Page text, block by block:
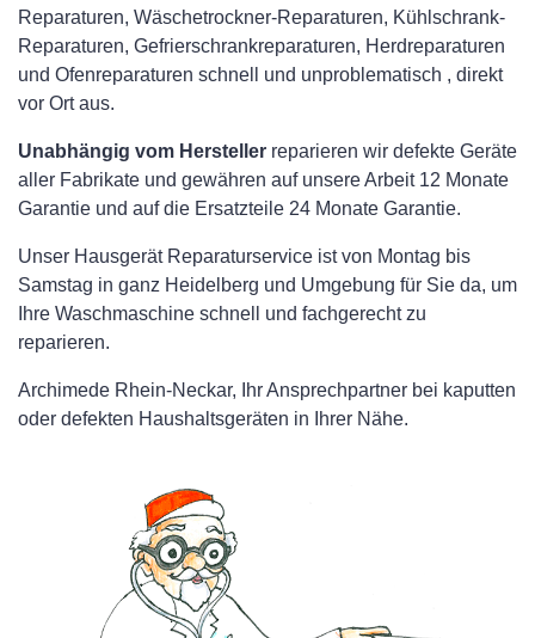
Reparaturen, Wäschetrockner-Reparaturen, Kühlschrank-
Reparaturen, Gefrierschrankreparaturen, Herdreparaturen
und Ofenreparaturen schnell und unproblematisch , direkt
vor Ort aus.
Unabhängig vom Hersteller reparieren wir defekte Geräte
aller Fabrikate und gewähren auf unsere Arbeit 12 Monate
Garantie und auf die Ersatzteile 24 Monate Garantie.
Unser Hausgerät Reparaturservice ist von Montag bis
Samstag in ganz Heidelberg und Umgebung für Sie da, um
Ihre Waschmaschine schnell und fachgerecht zu
reparieren.
Archimede Rhein-Neckar, Ihr Ansprechpartner bei kaputten
oder defekten Haushaltsgeräten in Ihrer Nähe.